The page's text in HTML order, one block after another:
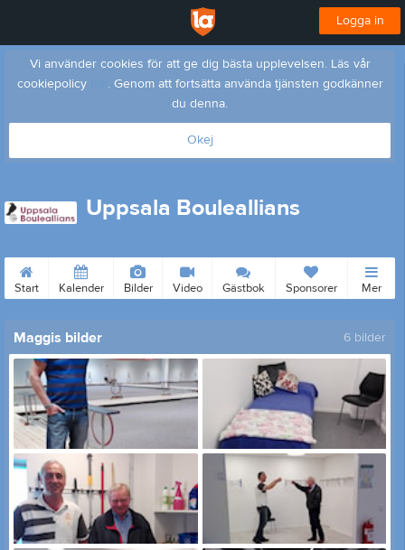
Logga in
Vi använder cookies för att ge dig bästa upplevelsen. Läs vår
cookiepolicy
. Genom att fortsätta använda tjänsten godkänner
du denna.
Okej
Uppsala Bouleallians
Start Kalender Bilder Video Gästbok Sponsorer Mer
Maggis bilder 6 bilder